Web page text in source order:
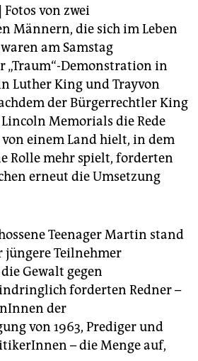
Fotos von zwei
Männern, die sich im Leben
am Samstag
„Traum“-Demonstration in
Luther King und Trayvon
der Bürgerrechtler King
Memorials die Rede
einem Land hielt, in dem
Rolle mehr spielt, forderten
erneut die Umsetzung
Teenager Martin stand
Teilnehmer
Gewalt gegen
forderten Redner –
der
von 1963, Prediger und
– die Menge auf,